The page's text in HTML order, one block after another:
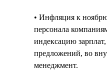
• Инфляция к
персонала
индексацию
предложений, во
менеджмент.